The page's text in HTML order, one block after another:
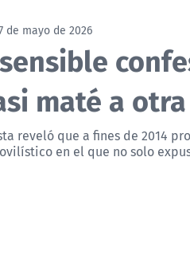
de mayo de 2026
maté a
reveló que a fines de 2014
en el que no solo